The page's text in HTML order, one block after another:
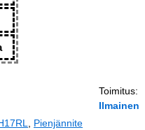
Toimitus:
Ilmainen
Pienjännite